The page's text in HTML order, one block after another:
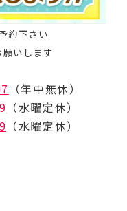
約下さい
いします
（年中無休）
（水曜定休）
（水曜定休）